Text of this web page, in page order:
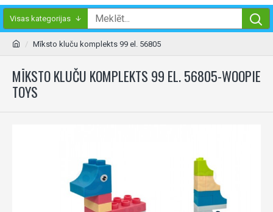
Visas kategorijas
Mīksto kluču komplekts 99 el. 56805
MĪKSTO KLUČU KOMPLEKTS 99 EL. 56805-WOOPIE
TOYS